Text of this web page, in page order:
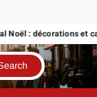
Noël : décorations et